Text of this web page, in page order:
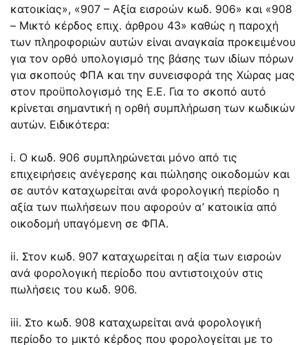
κατοικίας», «907 – Αξία εισροών κωδ. 906» και «908
– Μικτό κέρδος επιχ. άρθρου 43» καθώς η παροχή
των πληροφοριών αυτών είναι αναγκαία προκειμένου
για τον ορθό υπολογισμό της βάσης των ιδίων πόρων
για σκοπούς ΦΠΑ και την συνεισφορά της Χώρας μας
στον προϋπολογισμό της Ε.Ε. Για το σκοπό αυτό
κρίνεται σημαντική η ορθή συμπλήρωση των κωδικών
αυτών. Ειδικότερα:
i. Ο κωδ. 906 συμπληρώνεται μόνο από τις
επιχειρήσεις ανέγερσης και πώλησης οικοδομών και
σε αυτόν καταχωρείται ανά φορολογική περίοδο η
αξία των πωλήσεων που αφορούν α’ κατοικία από
οικοδομή υπαγόμενη σε ΦΠΑ.
ii. Στον κωδ. 907 καταχωρείται η αξία των εισροών
ανά φορολογική περίοδο που αντιστοιχούν στις
πωλήσεις του κωδ. 906.
iii. Στο κωδ. 908 καταχωρείται ανά φορολογική
περίοδο το μικτό κέρδος που φορολογείται με το